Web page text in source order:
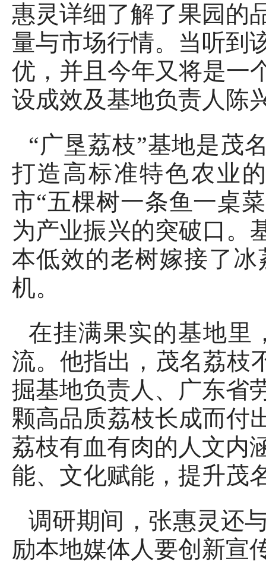
惠灵详细了解了果园的
量与市场行情。当听到
优，并且今年又将是一
设成效及基地负责人陈
“广垦荔枝”基地是茂
打造高标准特色农业
市“五棵树一条鱼一桌
为产业振兴的突破口。
本低效的老树嫁接了
机。
在挂满果实的基地里
流。他指出，茂名荔枝
掘基地负责人、广东省
颗高品质荔枝长成而付
荔枝有血有肉的人文内
能、文化赋能，提升茂
调研期间，张惠灵还
励本地媒体人要创新宣